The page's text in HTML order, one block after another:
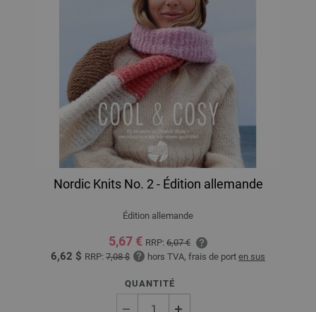
Nordic Knits No. 2 - Édition allemande
Édition allemande
5,67 € RRP: 6,07 €
6,62 $ RRP: 7,08 $ hors TVA, frais de port en sus
QUANTITÉ